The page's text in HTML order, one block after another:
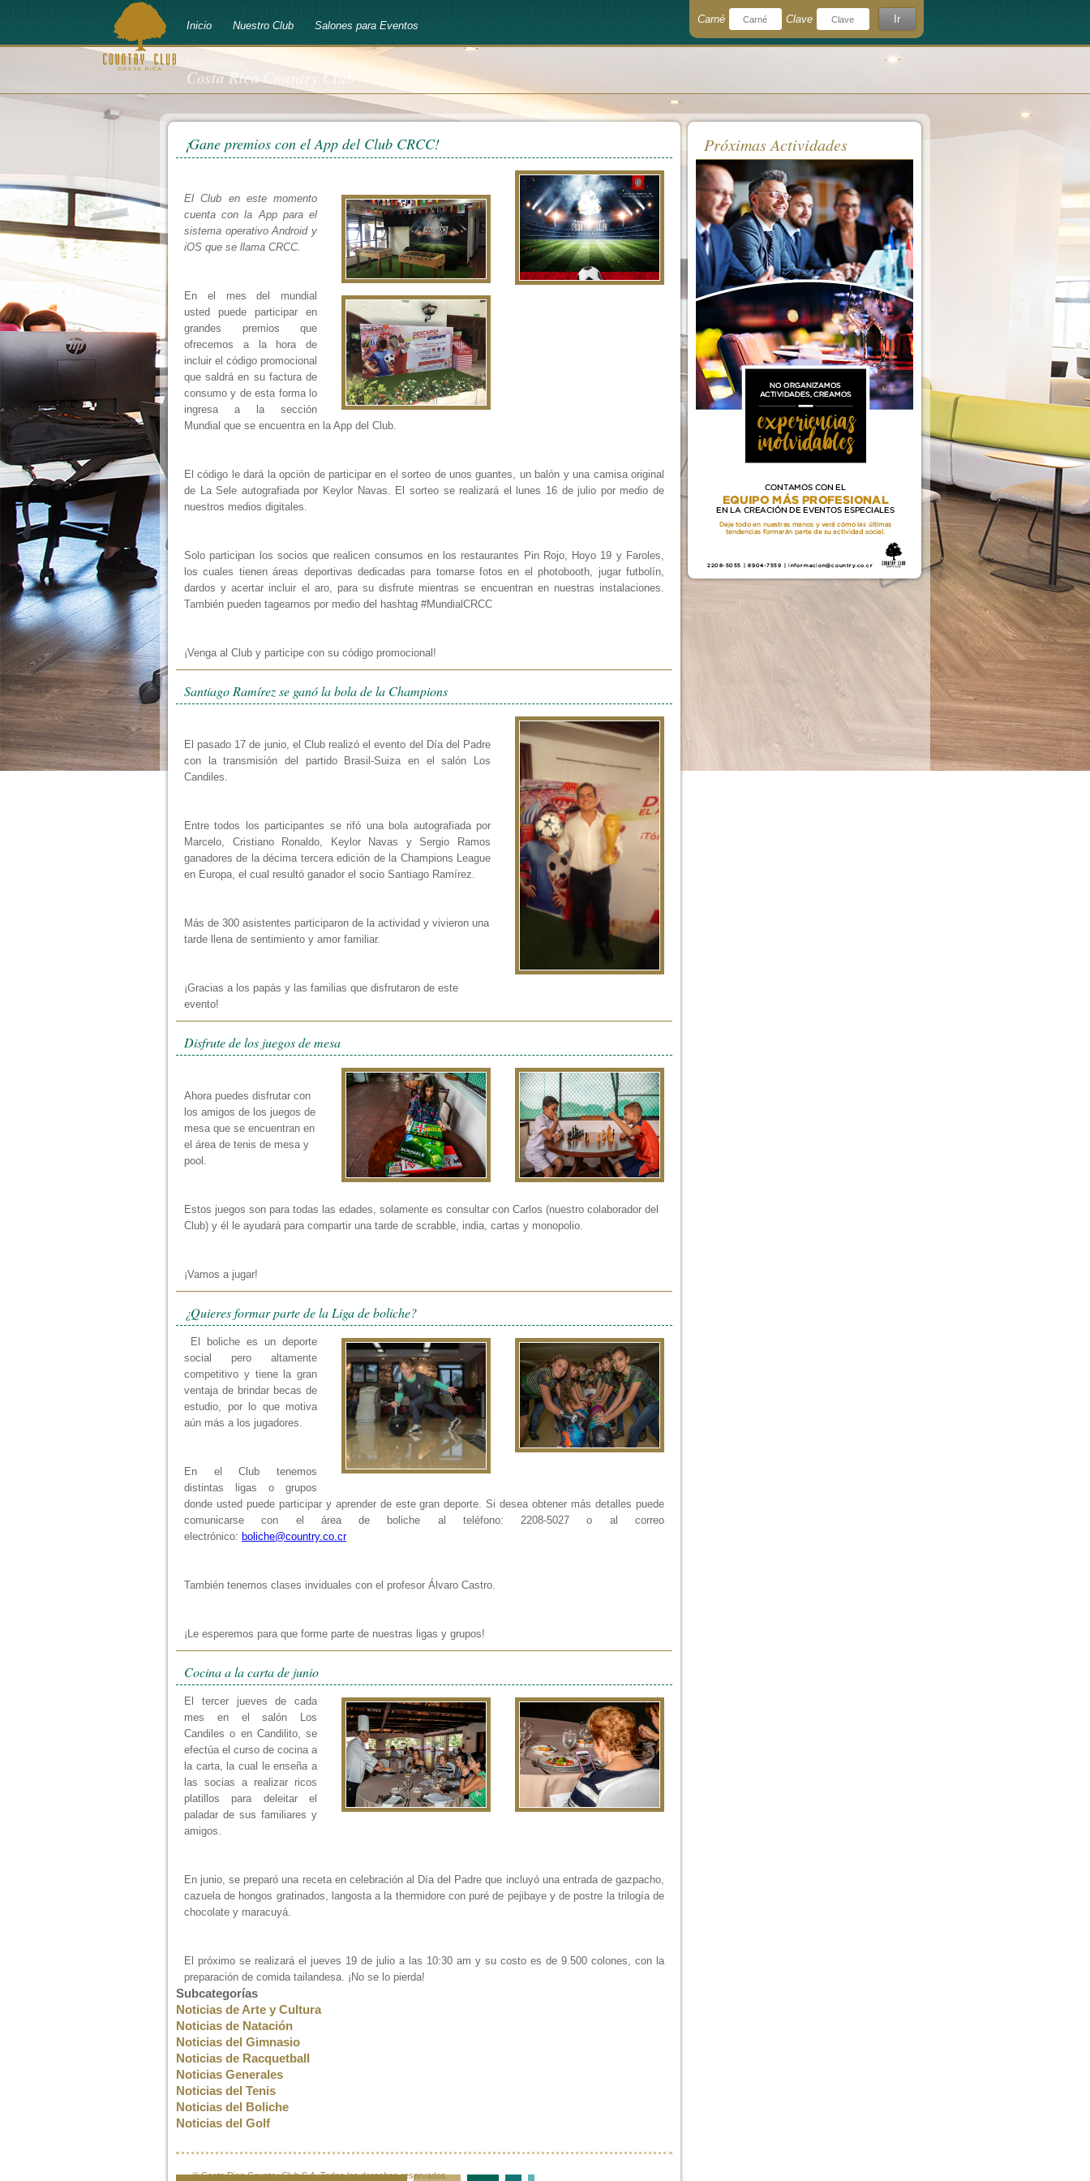
Costa Rica Country Club
Inicio Nuestro Club Salones para Eventos
Carné Clave
Recuérdeme
Ir
¿Olvidó su clave?
¡Gane premios con el App del Club CRCC!
El Club en este momento
cuenta con la App para el
sistema operativo Android y
iOS que se llama CRCC.
En el mes del mundial
usted puede participar en
grandes premios que
ofrecemos a la hora de
incluir el código promocional
que saldrá en su factura de
consumo y de esta forma lo
ingresa a la sección
Mundial que se encuentra en la App del Club.
El código le dará la opción de participar en el sorteo de unos guantes, un balón y una camisa original
de La Sele autografiada por Keylor Navas. El sorteo se realizará el lunes 16 de julio por medio de
nuestros medios digitales.
Solo participan los socios que realicen consumos en los restaurantes Pin Rojo, Hoyo 19 y Faroles,
los cuales tienen áreas deportivas dedicadas para tomarse fotos en el photobooth, jugar futbolín,
dardos y acertar incluir el aro, para su disfrute mientras se encuentran en nuestras instalaciones.
También pueden tagearnos por medio del hashtag #MundialCRCC
¡Venga al Club y participe con su código promocional!
Santiago Ramírez se ganó la bola de la Champions
El pasado 17 de junio, el Club realizó el evento del Día del Padre
con la transmisión del partido Brasil-Suiza en el salón Los
Candiles.
Entre todos los participantes se rifó una bola autografiada por
Marcelo, Cristiano Ronaldo, Keylor Navas y Sergio Ramos
ganadores de la décima tercera edición de la Champions League
en Europa, el cual resultó ganador el socio Santiago Ramírez.
Más de 300 asistentes participaron de la actividad y vivieron una
tarde llena de sentimiento y amor familiar.
¡Gracias a los papás y las familias que disfrutaron de este
evento!
Disfrute de los juegos de mesa
Ahora puedes disfrutar con
los amigos de los juegos de
mesa que se encuentran en
el área de tenis de mesa y
pool.
Estos juegos son para todas las edades, solamente es consultar con Carlos (nuestro colaborador del
Club) y él le ayudará para compartir una tarde de scrabble, india, cartas y monopolio.
¡Vamos a jugar!
¿Quieres formar parte de la Liga de boliche?
El boliche es un deporte
social pero altamente
competitivo y tiene la gran
ventaja de brindar becas de
estudio, por lo que motiva
aún más a los jugadores.
En el Club tenemos
distintas ligas o grupos
donde usted puede participar y aprender de este gran deporte. Si desea obtener más detalles puede
comunicarse con el área de boliche al teléfono: 2208-5027 o al correo
electrónico: boliche@country.co.cr
También tenemos clases inviduales con el profesor Álvaro Castro.
¡Le esperemos para que forme parte de nuestras ligas y grupos!
Cocina a la carta de junio
El tercer jueves de cada
mes en el salón Los
Candiles o en Candilito, se
efectúa el curso de cocina a
la carta, la cual le enseña a
las socias a realizar ricos
platillos para deleitar el
paladar de sus familiares y
amigos.
En junio, se preparó una receta en celebración al Día del Padre que incluyó una entrada de gazpacho,
cazuela de hongos gratinados, langosta a la thermidore con puré de pejibaye y de postre la trilogía de
chocolate y maracuyá.
El próximo se realizará el jueves 19 de julio a las 10:30 am y su costo es de 9.500 colones, con la
preparación de comida tailandesa. ¡No se lo pierda!
Subcategorías
Noticias de Arte y Cultura
Noticias de Natación
Noticias del Gimnasio
Noticias de Racquetball
Noticias Generales
Noticias del Tenis
Noticias del Boliche
Noticias del Golf
© Costa Rica Country Club S.A. Todos los derechos reservados.
Próximas Actividades